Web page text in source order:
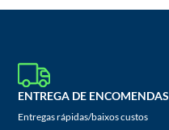
ENTREGA DE ENCOMENDAS
Entregas rápidas/baixos custos